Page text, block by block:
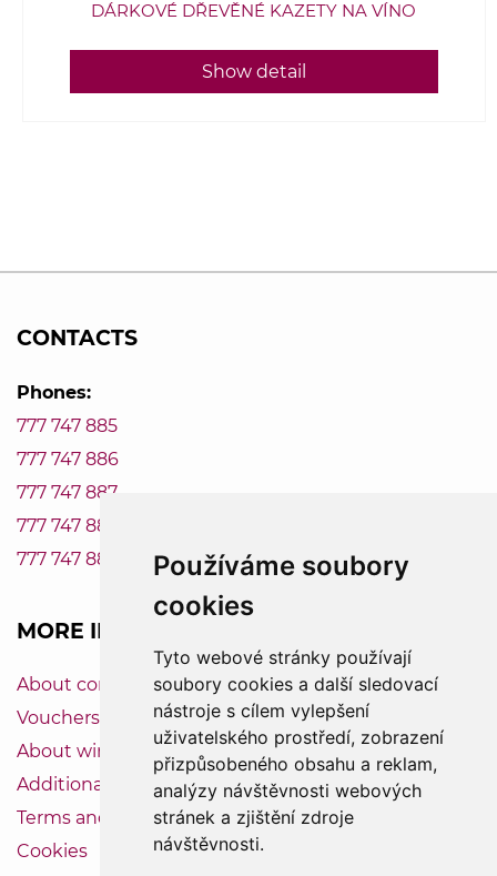
Používáme soubory
cookies
Tyto webové stránky používají
soubory cookies a další sledovací
nástroje s cílem vylepšení
uživatelského prostředí, zobrazení
přizpůsobeného obsahu a reklam,
analýzy návštěvnosti webových
stránek a zjištění zdroje
návštěvnosti.
DÁRKOVÉ DŘEVĚNÉ KAZETY NA VÍNO
Show detail
CONTACTS
Phones:
777 747 885
777 747 886
777 747 887
777 747 888
777 747 889
MORE INFORMATION
About company Vinum-Bonum
Vouchers
About wine
Additional service
Terms and Conditions
Cookies